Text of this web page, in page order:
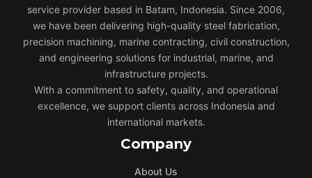
service provider based in Batam, Indonesia. Since 2006,
we have been delivering high-quality steel fabrication,
precision machining, marine contracting, civil construction,
and engineering solutions for industrial, marine, and
infrastructure projects.
With a commitment to safety, quality, and operational
excellence, we support clients across Indonesia and
international markets.
Company
About Us